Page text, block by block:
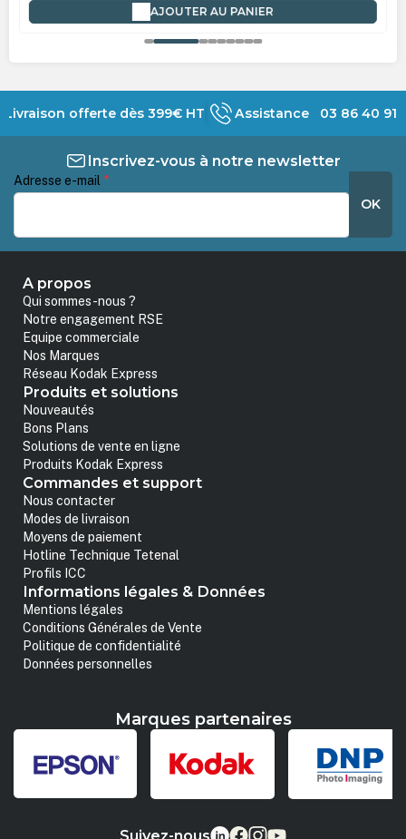
AJOUTER AU PANIER
Livraison offerte dès 399€ HT Assistance 03 86 40 91
Inscrivez-vous à notre newsletter
Adresse e-mail *
OK
A propos
Qui sommes-nous ?
Notre engagement RSE
Equipe commerciale
Nos Marques
Réseau Kodak Express
Produits et solutions
Nouveautés
Bons Plans
Solutions de vente en ligne
Produits Kodak Express
Commandes et support
Nous contacter
Modes de livraison
Moyens de paiement
Hotline Technique Tetenal
Profils ICC
Informations légales & Données
Mentions légales
Conditions Générales de Vente
Politique de confidentialité
Données personnelles
Marques partenaires